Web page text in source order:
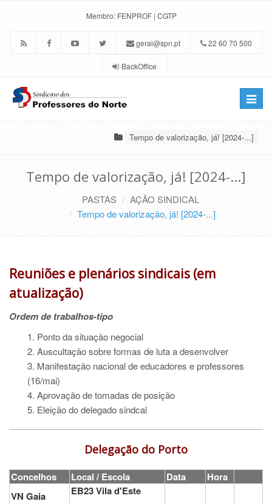
Membro: FENPROF | CGTP
geral@spn.pt 22 60 70 500
BackOffice
Toggle
Tempo de valorização, já! [2024-...]
Tempo de valorização, já! [2024-...]
PASTAS
AÇÃO SINDICAL
Tempo de valorização, já! [2024-...]
Reuniões e plenários sindicais (em
atualização)
Ordem de trabalhos-tipo
1. Ponto da situação negocial
2. Auscultação sobre formas de luta a desenvolver
3. Manifestação nacional de educadores e professores
(16/mai)
4. Aprovação de tomadas de posição
5. Eleição do delegado sindcal
Delegação do Porto
Concelhos Local / Escola Data
Hora
VN Gaia
EB23 Vila d'Este